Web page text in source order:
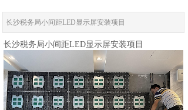
长沙税务局小间距LED显示屏安装项目
长沙税务局小间距LED显示屏安装项目